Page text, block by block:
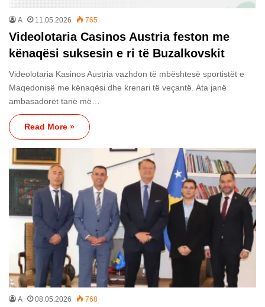
A 11.05.2026 765
Videolotaria Casinos Austria feston me
kënaqësi suksesin e ri të Buzalkovskit
Videolotaria Kasinos Austria vazhdon të mbështesë sportistët e
Maqedonisë me kënaqësi dhe krenari të veçantë. Ata janë
ambasadorët tanë më…
Read More »
A 08.05.2026 768